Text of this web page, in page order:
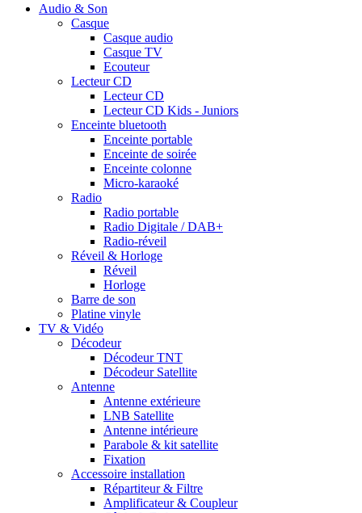
Audio & Son
Casque
Casque audio
Casque TV
Ecouteur
Lecteur CD
Lecteur CD
Lecteur CD Kids - Juniors
Enceinte bluetooth
Enceinte portable
Enceinte de soirée
Enceinte colonne
Micro-karaoké
Radio
Radio portable
Radio Digitale / DAB+
Radio-réveil
Réveil & Horloge
Réveil
Horloge
Barre de son
Platine vinyle
TV & Vidéo
Décodeur
Décodeur TNT
Décodeur Satellite
Antenne
Antenne extérieure
LNB Satellite
Antenne intérieure
Parabole & kit satellite
Fixation
Accessoire installation
Répartiteur & Filtre
Amplificateur & Coupleur